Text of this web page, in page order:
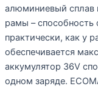
алюминиевый сплав
рамы – способность
практически, как у
обеспечивается
аккумулятор 36V
одном заряде.